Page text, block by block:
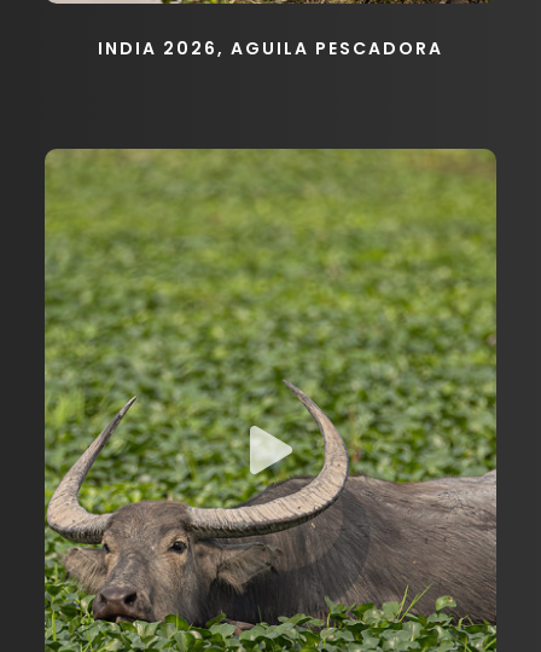
INDIA 2026, AGUILA PESCADORA